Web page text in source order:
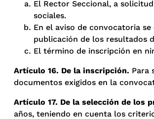
El Rector Seccional, a
sociales.
En el aviso de convocatoria
publicación de los resultados
El término de inscripción en
Artículo 16. De la inscripción. Para
documentos exigidos en la
Artículo 17. De la selección de los
años, teniendo en cuenta los